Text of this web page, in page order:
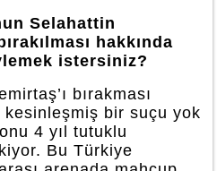
Selahattin
hakkında
istersiniz?
bırakması
kesinleşmiş bir suçu yok
4 yıl tutuklu
Bu Türkiye